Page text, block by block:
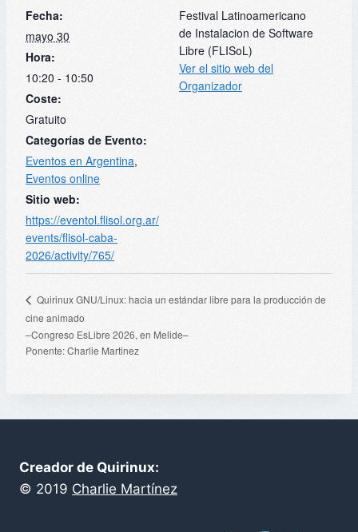
Fecha:
mayo 30
Hora:
10:20 - 10:50
Coste:
Gratuito
Categorías de Evento:
Eventos en Argentina,
Eventos online
Sitio web:
https://eventol.flisol.org.ar/
events/flisol-caba-
2026/activity/765/
Festival Latinoamericano
de Instalacion de Software
Libre (FLISoL)
Ver el sitio web del
Organizador
Quirinux GNU/Linux: hacia un estándar libre para la producción de
cine animado
–Congreso EsLibre 2026, en Melide–
Ponente: Charlie Martinez
Creador de Quirinux:
© 2019 Charlie Martínez